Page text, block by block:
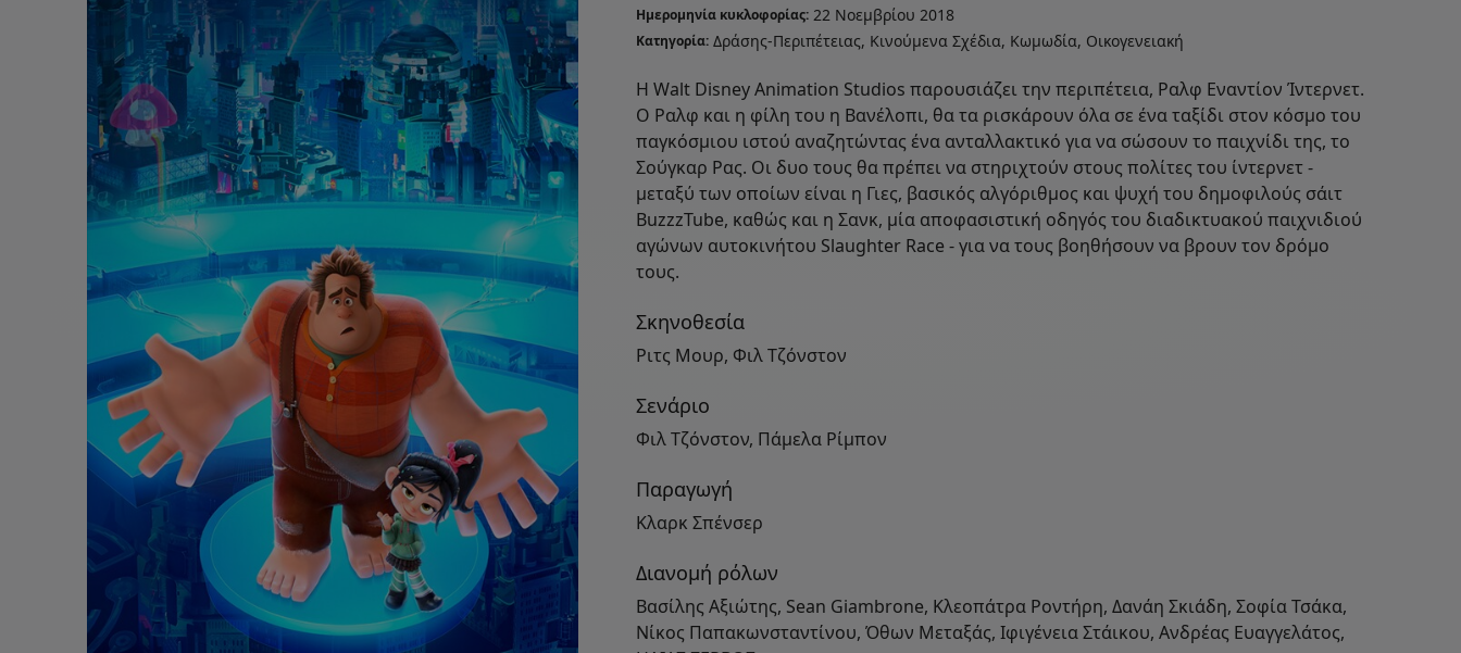
Ημερομηνία κυκλοφορίας: 22 Νοεμβρίου 2018
Κατηγορία: Δράσης-Περιπέτειας, Κινούμενα Σχέδια, Κωμωδία, Οικογενειακή
Η Walt Disney Animation Studios παρουσιάζει την περιπέτεια, Ραλφ Εναντίον Ίντερνετ.
Ο Ραλφ και η φίλη του η Βανέλοπι, θα τα ρισκάρουν όλα σε ένα ταξίδι στον κόσμο του
παγκόσμιου ιστού αναζητώντας ένα ανταλλακτικό για να σώσουν το παιχνίδι της, το
Σούγκαρ Ρας. Οι δυο τους θα πρέπει να στηριχτούν στους πολίτες του ίντερνετ -
μεταξύ των οποίων είναι η Γιες, βασικός αλγόριθμος και ψυχή του δημοφιλούς σάιτ
BuzzzTube, καθώς και η Σανκ, μία αποφασιστική οδηγός του διαδικτυακού παιχνιδιού
αγώνων αυτοκινήτου Slaughter Race - για να τους βοηθήσουν να βρουν τον δρόμο
τους.
Σκηνοθεσία
Ριτς Μουρ, Φιλ Τζόνστον
Σενάριο
Φιλ Τζόνστον, Πάμελα Ρίμπον
Παραγωγή
Κλαρκ Σπένσερ
Διανομή ρόλων
Βασίλης Αξιώτης, Sean Giambrone, Κλεοπάτρα Ροντήρη, Δανάη Σκιάδη, Σοφία Τσάκα,
Νίκος Παπακωνσταντίνου, Όθων Μεταξάς, Ιφιγένεια Στάικου, Ανδρέας Ευαγγελάτος,